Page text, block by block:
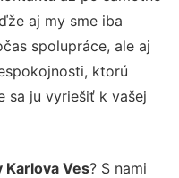
aj my sme iba
spolupráce, ale aj
ktorú
sa ju vyriešiť k vašej
Karlova Ves? S nami